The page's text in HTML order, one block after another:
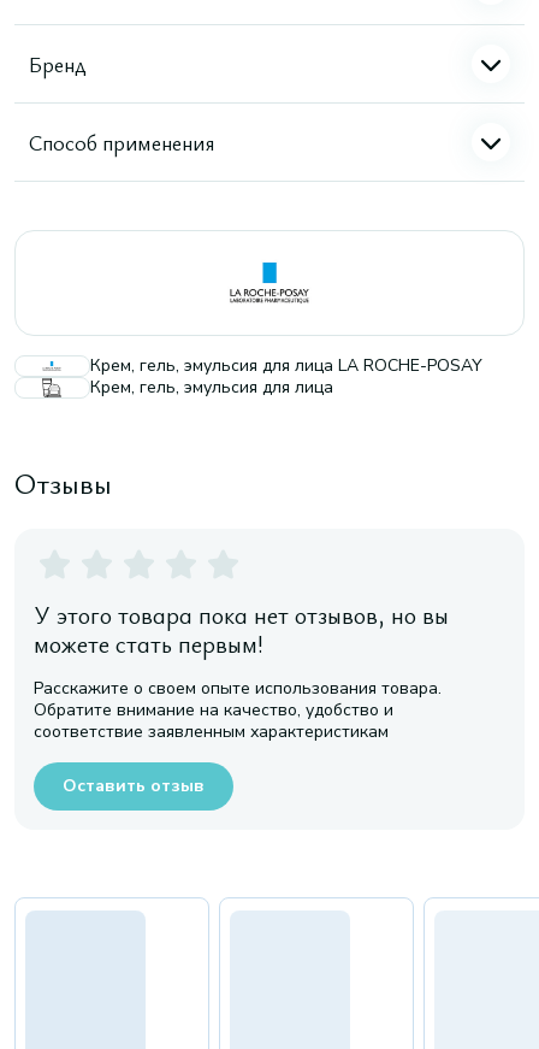
Бренд
Способ применения
Крем, гель, эмульсия для лица LA ROCHE-POSAY
Крем, гель, эмульсия для лица
Отзывы
У этого товара пока нет отзывов, но вы
можете стать первым!
Расскажите о своем опыте использования товара.
Обратите внимание на качество, удобство и
соответствие заявленным характеристикам
Оставить отзыв